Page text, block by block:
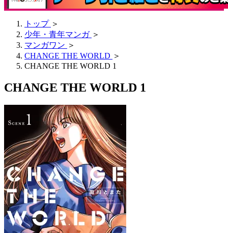
トップ ＞
少年・青年マンガ ＞
マンガワン ＞
CHANGE THE WORLD ＞
CHANGE THE WORLD 1
CHANGE THE WORLD 1